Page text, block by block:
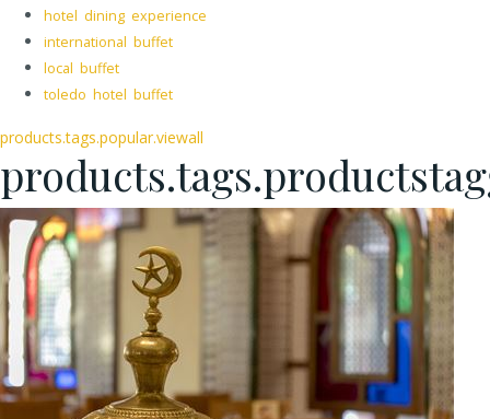
hotel dining experience
international buffet
local buffet
toledo hotel buffet
products.tags.popular.viewall